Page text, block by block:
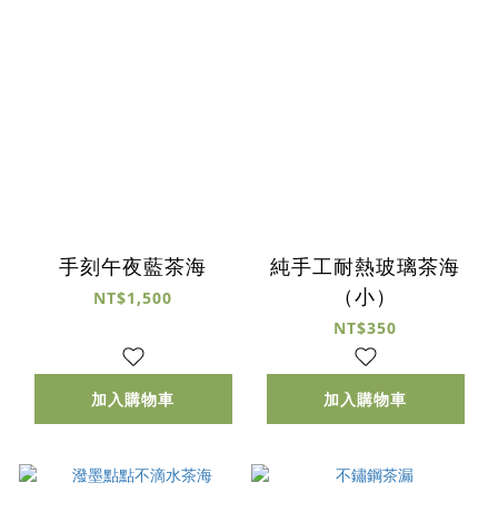
手刻午夜藍茶海
NT$1,500
加入購物車
純手工耐熱玻璃茶海
（小）
NT$350
加入購物車